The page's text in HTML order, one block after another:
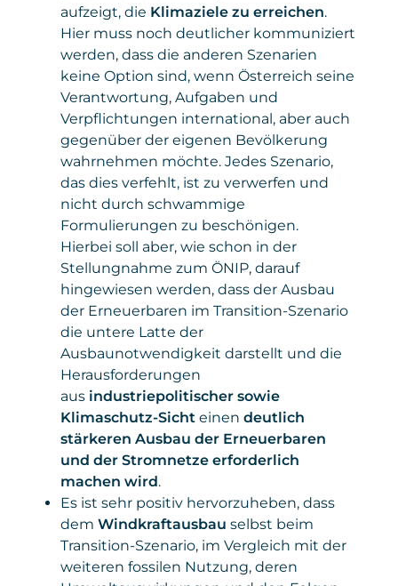
aufzeigt, die Klimaziele zu erreichen.
Hier muss noch deutlicher kommuniziert
werden, dass die anderen Szenarien
keine Option sind, wenn Österreich seine
Verantwortung, Aufgaben und
Verpflichtungen international, aber auch
gegenüber der eigenen Bevölkerung
wahrnehmen möchte. Jedes Szenario,
das dies verfehlt, ist zu verwerfen und
nicht durch schwammige
Formulierungen zu beschönigen.
Hierbei soll aber, wie schon in der
Stellungnahme zum ÖNIP, darauf
hingewiesen werden, dass der Ausbau
der Erneuerbaren im Transition-Szenario
die untere Latte der
Ausbaunotwendigkeit darstellt und die
Herausforderungen
aus industriepolitischer sowie
Klimaschutz-Sicht einen deutlich
stärkeren Ausbau der Erneuerbaren
und der Stromnetze erforderlich
machen wird.
Es ist sehr positiv hervorzuheben, dass
dem Windkraftausbau selbst beim
Transition-Szenario, im Vergleich mit der
weiteren fossilen Nutzung, deren